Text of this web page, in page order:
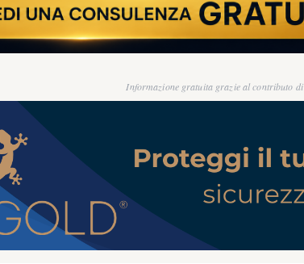
Informazione gratuita grazie al contributo di